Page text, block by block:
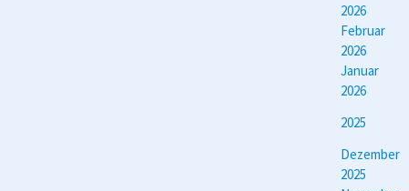
2026
Februar
2026
Januar
2026
2025
Dezember
2025